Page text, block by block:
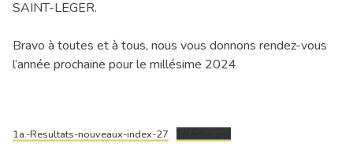
SAINT-LEGER.
Bravo à toutes et à tous, nous vous donnons rendez-vous
l’année prochaine pour le millésime 2024
1a.-Resultats-nouveaux-index-27 Télécharger